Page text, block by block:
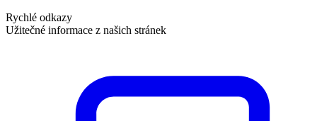
Rychlé odkazy
Užitečné informace z našich stránek